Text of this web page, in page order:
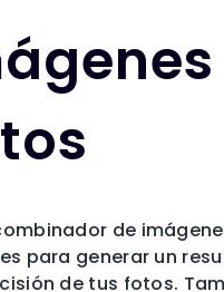
de
para generar un
de tus fotos.